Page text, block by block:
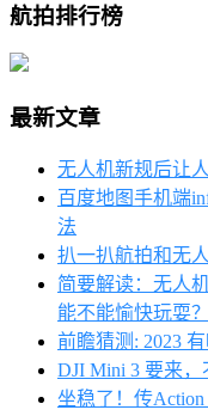
航拍排行榜
最新文章
无人机新规后让
百度地图手机端
法
扒一扒航拍和无
简要解读：无人
能不能愉快玩耍
前瞻猜测: 2023
DJI Mini 3 要来，
坐稳了！传